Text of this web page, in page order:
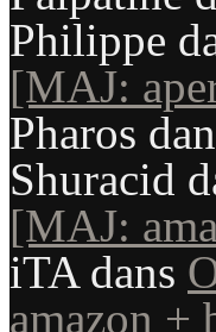
Philippe
[MAJ:
Pharos
Shuracid
[MAJ:
iTAdans
amazon +